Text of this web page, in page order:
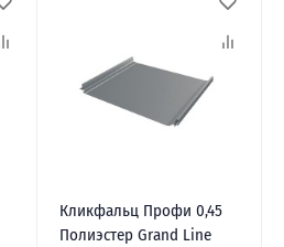
Кликфальц Профи 0,45
Полиэстер Grand Line